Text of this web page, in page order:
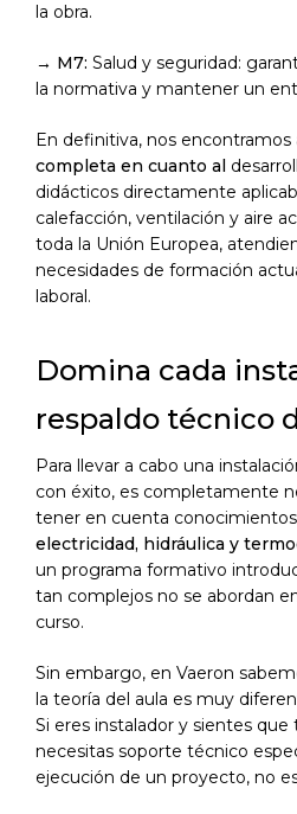
la obra.
→ M7:Salud y seguridad:
la normativa y mantener un
En definitiva, nos
completa en cuanto al
didácticos directamente
calefacción, ventilación y aire
toda la Unión Europea,
necesidades de formación
laboral.
Domina cada
respaldo técnico
Para llevar a cabo una
con éxito, es completamente
tener en cuenta
electricidad, hidráulica y
un programa formativo
tan complejos no se abordan
curso.
Sin embargo, en Vaeron
la teoría del aula es muy
Si eres instalador y sientes
necesitas soporte técnico
ejecución de un proyecto, no